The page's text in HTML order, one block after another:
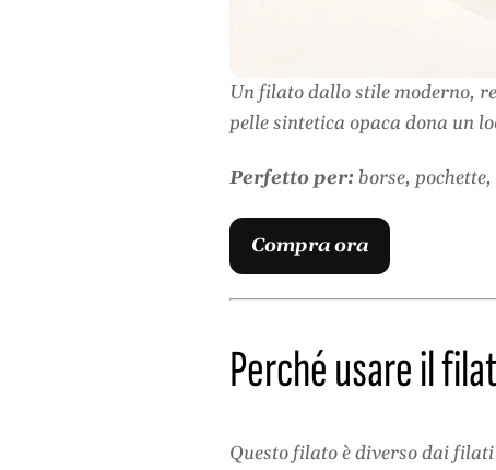
Un filato dallo stile moderno,
pelle sintetica opaca dona un
Perfetto per: borse,
Compra ora
Perché usare il
Questo filato è diverso dai